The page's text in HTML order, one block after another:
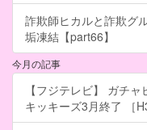
詐欺師ヒカルと詐欺グ
垢凍結【part66】
今月の記事
【フジテレビ】 ガチ
キッキーズ3月終了 ［